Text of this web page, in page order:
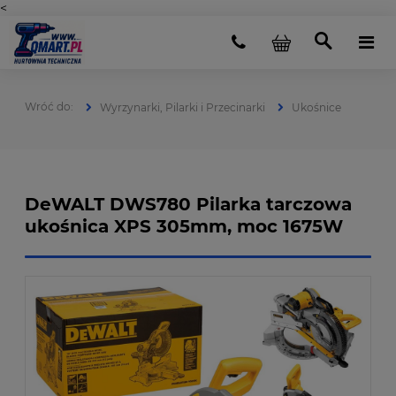
<
Wyrzynarki, Pilarki i Przecinarki Ukośnice
DeWALT DWS780 Pilarka tarczowa
ukośnica XPS 305mm, moc 1675W